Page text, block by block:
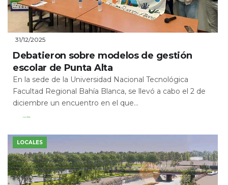
31/12/2025
Debatieron sobre modelos de gestión
escolar de Punta Alta
En la sede de la Universidad Nacional Tecnológica
Facultad Regional Bahía Blanca, se llevó a cabo el 2 de
diciembre un encuentro en el que...
Leer Más
LOCALES